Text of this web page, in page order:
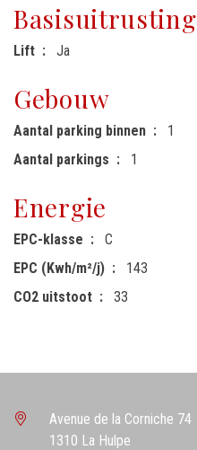
Basisuitrusting
Lift Ja
Gebouw
Aantal parking binnen
1
Aantal parkings
1
Energie
EPC-klasse
C
EPC (Kwh/m²/j)
143
CO2 uitstoot
33
Avenue de la Corniche 74
1310 La Hulpe